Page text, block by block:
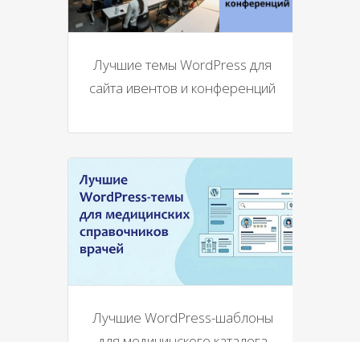
Лучшие темы WordPress для
сайта ивентов и конференций
Лучшие WordPress-шаблоны